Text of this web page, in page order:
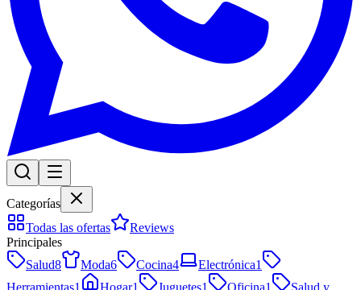
Categorías
Todas las ofertas
Reviews
Principales
Salud8 Moda6 Cocina4 Electrónica1
Herramientas1 Hogar1 Juguetes1 Oficina1
Salud y